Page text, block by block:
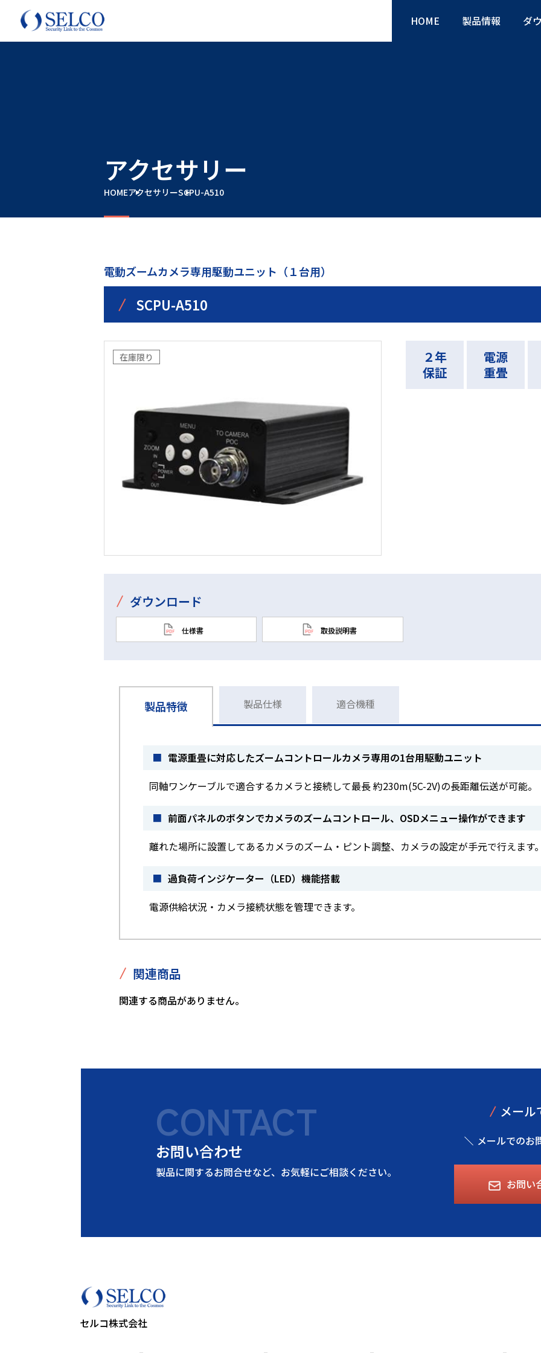
HOME 製品情報 ダ
アクセサリー
HOMEアクセサリーSCPU-A510
電動ズームカメラ専用駆動ユニット（１台用）
/ SCPU-A510
２年
保証
電源
重畳
/ ダウンロード
仕様書 取扱説明書
製品特徴 製品仕様 適合機種
■ 電源重畳に対応したズームコントロールカメラ専用の1台用駆動ユニット
同軸ワンケーブルで適合するカメラと接続して最長 約230m(5C-2V)の長距離伝送が可能。
■ 前面パネルのボタンでカメラのズームコントロール、OSDメニュー操作ができます
離れた場所に設置してあるカメラのズーム・ピント調整、カメラの設定が手元で行えます
■ 過負荷インジケーター（LED）機能搭載
電源供給状況・カメラ接続状態を管理できます。
/ 関連商品
関連する商品がありません。
CONTACT
お問い合わせ
製品に関するお問合せなど、 お気軽にご相談ください。
/ メール
メールでのお
お問い
セルコ株式会社